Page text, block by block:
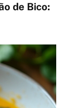
de Bico: